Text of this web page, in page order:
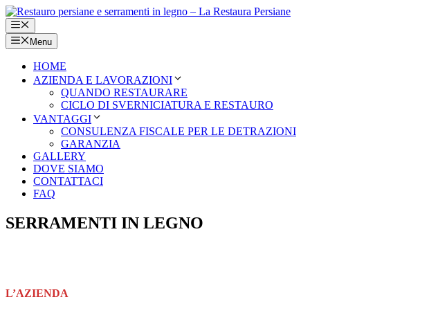
Vai
al
contenuto
Menu
Menu
HOME
AZIENDA E LAVORAZIONI
QUANDO RESTAURARE
CICLO DI SVERNICIATURA E RESTAURO
VANTAGGI
CONSULENZA FISCALE PER LE DETRAZIONI
GARANZIA
GALLERY
DOVE SIAMO
CONTATTACI
FAQ
SERRAMENTI IN LEGNO
L’AZIENDA